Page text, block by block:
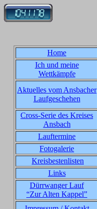
Home
Ich und meine
Wettkämpfe
Aktuelles vom Ansbacher
Laufgeschehen
Cross-Serie des Kreises
Ansbach
Lauftermine
Fotogalerie
Kreisbestenlisten
Links
Dürrwanger Lauf
“Zur Alten Kappel”